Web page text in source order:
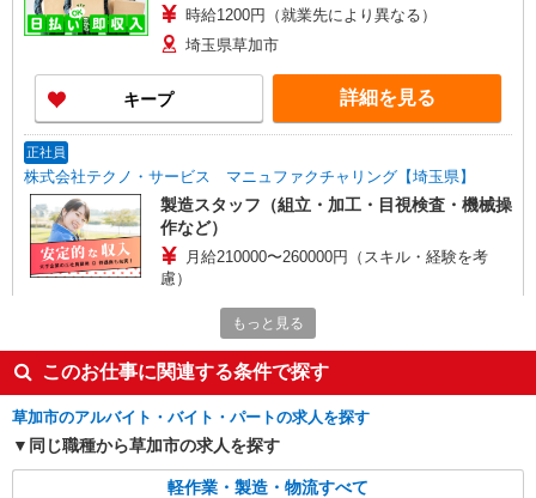
時給1200円（就業先により異なる）
埼玉県草加市
キープ 詳細を見る
正社員
株式会社テクノ・サービス マニュファクチャリング【埼玉県】
製造スタッフ（組立・加工・目視検査・機械操
作など）
月給210000〜260000円（スキル・経験を考
慮）
埼玉県草加市 （他にも埼玉県内に多数あり）
※勤務地はご希望を考慮の上、ご自宅を中心に通
勤時間120分圏内のエリアとなります。（転勤な
し）
キープ
正社員
加第2CL 《JGAH1C》
もっと見る
このお仕事に関連する条件で探す
草加市のアルバイト・バイト・パートの求人を探す
同じ職種から草加市の求人を探す
軽作業・製造・物流すべて